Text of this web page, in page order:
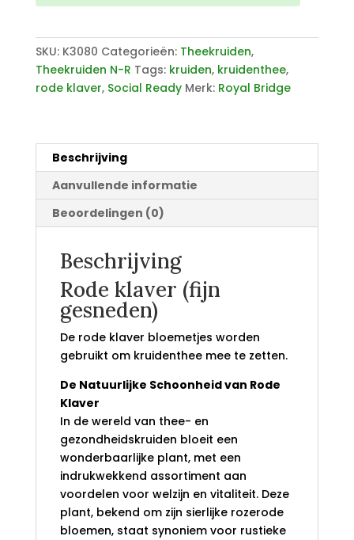
SKU: K3080 Categorieën: Theekruiden,
Theekruiden N-R Tags: kruiden, kruidenthee,
rode klaver, Social Ready Merk: Royal Bridge
Beschrijving
Aanvullende informatie
Beoordelingen (0)
Beschrijving
Rode klaver (fijn
gesneden)
De rode klaver bloemetjes worden
gebruikt om kruidenthee mee te zetten.
De Natuurlijke Schoonheid van Rode
Klaver
In de wereld van thee- en
gezondheidskruiden bloeit een
wonderbaarlijke plant, met een
indrukwekkend assortiment aan
voordelen voor welzijn en vitaliteit. Deze
plant, bekend om zijn sierlijke rozerode
bloemen, staat synoniem voor rustieke